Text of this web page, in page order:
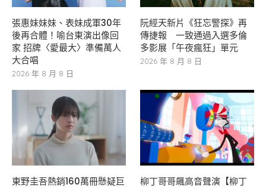
張惠妹妹妹、表妹成軍30年
後再合體！喻台東演出像回
家 招牌〈愛最大〉準備萬人
大合唱
2026 年 8 月 8 日
阮經天新片《狂忘警探》再
傳捷報 一致通過入選多倫
多影展「午夜瘋狂」單元
2026 年 8 月 8 日
東野圭吾熱銷160萬冊懸疑巨
柳丁哥哥飆高音聲演【柳丁